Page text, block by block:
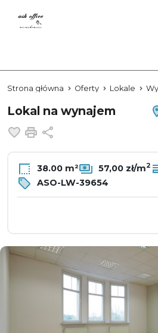
Strona główna Oferty Lokale
Lokal na wynajem
Dodaj do ulubionych
Drukuj
38.00 m² 57,00 zł/m2
ASO-LW-39654